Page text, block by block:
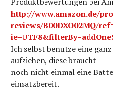
http://www.amazon.de/
reviews/B00DXO02MQ/
Ich selbst benutze eine
aufziehen, diese braucht
noch nicht einmal eine
einsatzbereit.